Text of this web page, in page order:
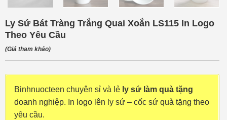
Ly Sứ Bát Tràng Trắng Quai Xoắn LS115 In Logo
Theo Yêu Cầu
(Giá tham khảo)
Binhnuocteen chuyên sỉ và lẻ ly sứ làm quà tặng
doanh nghiệp. In logo lên ly sứ – cốc sứ quà tặng theo
yêu cầu.